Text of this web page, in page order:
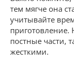
тем мягче она
учитывайте
приготовление.
постные части,
жесткими.